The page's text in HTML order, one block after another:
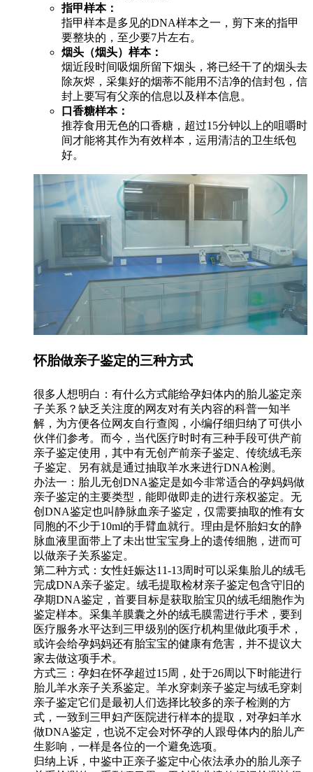
指甲样本：
指甲样本是多见的DNA样本之一，剪下来的指甲
要整块的，至少要7片左右。
烟头（烟头）样本：
烟近段时间吸烟所留下烟头，将已经干了的烟头去
除灰烬，采集好的烟蒂不能用不洁净的信封包，信
封上要写有父亲的信息以及样本信息。
口香糖样本：
推荐食用无色的口香糖，超过15分钟以上的咀嚼时
间才能将其作为有效样本，运用清洁的卫生纸包
好。
怀胎做亲子鉴定的三种方式
很多人想明白：有什么方式能给孕妇体内的胎儿鉴定亲
子关系？缺乏关注度的网友对有关内容的科普一知半
解，为方便各位网友自行查阅，小编仔细归纳了可供小
伙伴们参考。而今，当代医疗时时有三种手段可供产前
亲子鉴定使用，其中有无创产前亲子鉴定、传统绒毛亲
子鉴定、另有就是通过抽取羊水来进行DNA检测。
办法一：胎儿无创DNA鉴定是如今非常适合的孕妈妈做
亲子鉴定的主要类型，能即做即走的进行亲权鉴定。无
创DNA鉴定也叫静脉血亲子鉴定，仅需要抽取的惟有女
同胞的不少于10ml的手臂血就行。理由是怀胎妇女的静
脉血液里面带上了未出世宝宝身上的遗传细胞，进而可
以做亲子关系鉴定。
第二种方式：女性妊娠达11-13周时可以采集胎儿的绒毛
完成DNA亲子鉴定。绒毛提取检材亲子鉴定包含守旧的
孕期DNA鉴定，首要目标是获取胎宝贝的绒毛细胞作为
鉴定样本。采集羊膜囊之外的绒毛膜需进行手术，要到
医疗服务水平达到三甲级别的医疗机构里做此项手术，
或许会给孕妈妈还有胎宝宝的健康有危害，并不提议大
家去做这项手术。
方式三：孕妇在怀孕超过15周，处于26周以下时能进行
胎儿羊水亲子关系鉴定。羊水穿刺亲子鉴定与绒毛穿刺
亲子鉴定它们是最初人们选择比较多的亲子检测的方
式，一致到三甲妇产医院进行样本的提取，对孕妇羊水
做DNA鉴定，也说不定会对怀孕的人跟母体内的胎儿产
生影响，一样是各位的一个避免选项。
归纳上诉，中鉴中正亲子鉴定中心依法承办的胎儿亲子